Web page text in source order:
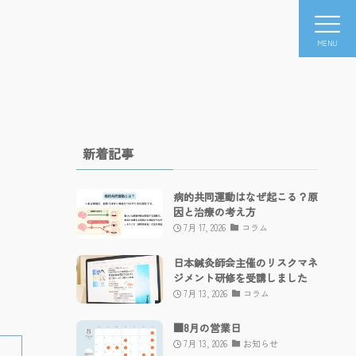
MENU
新着記事
病的共同運動はなぜ起こる？原
因と治療の考え方
7月 17, 2026 コラム
日本鍼灸師会主催のリスクマネ
ジメント研修を受講しました
7月 13, 2026 コラム
■8月の営業日
7月 13, 2026 お知らせ